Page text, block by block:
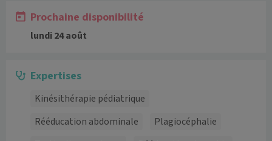
Prochaine disponibilité
lundi 24 août
Expertises
Kinésithérapie pédiatrique
Rééducation abdominale
Plagiocéphalie